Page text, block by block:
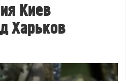
Киев
Харьков